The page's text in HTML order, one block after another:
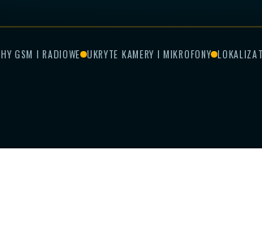
PRZESUŃ, ABY SKANOWAĆ
GSM I RADIOWE UKRYTE KAMERY I MIKROFONY